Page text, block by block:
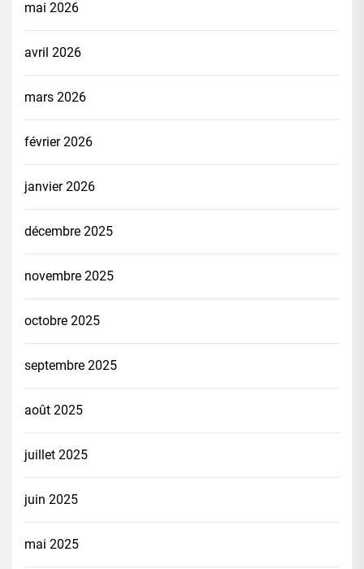
mai 2026
avril 2026
mars 2026
février 2026
janvier 2026
décembre 2025
novembre 2025
octobre 2025
septembre 2025
août 2025
juillet 2025
juin 2025
mai 2025